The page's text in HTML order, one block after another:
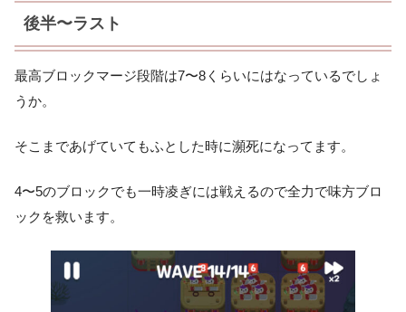
後半〜ラスト
最高ブロックマージ段階は7〜8くらいにはなっているでしょ
うか。
そこまであげていてもふとした時に瀕死になってます。
4〜5のブロックでも一時凌ぎには戦えるので全力で味方ブロ
ックを救います。